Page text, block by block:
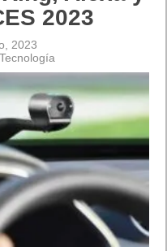
2023
2023
Tecnología